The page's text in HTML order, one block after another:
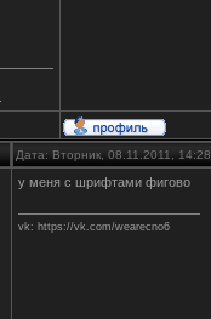
Дата: Вторник, 08.11.2011,
у меня с шрифтами фигово
vk: https://vk.com/wearecno6